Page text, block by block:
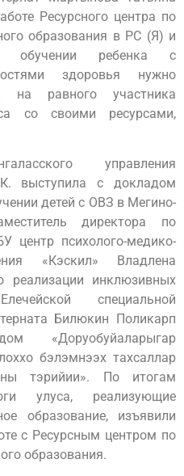
Ресурсного центра по
образования в РС (Я) и
обучении ребенка с
здоровья нужно
равного участника
со своими ресурсами,
управления
выступила с докладом
детей с ОВЗ в Мегино-
директора по
центр психолого-медико-
«Кэскил» Владлена
реализации инклюзивных
специальной
Билюкин Поликарп
«Доруобуйаларыгар
бэлэмнээх тахсаллар
тэрийии». По итогам
улуса, реализующие
образование, изъявили
с Ресурсным центром по
образования.